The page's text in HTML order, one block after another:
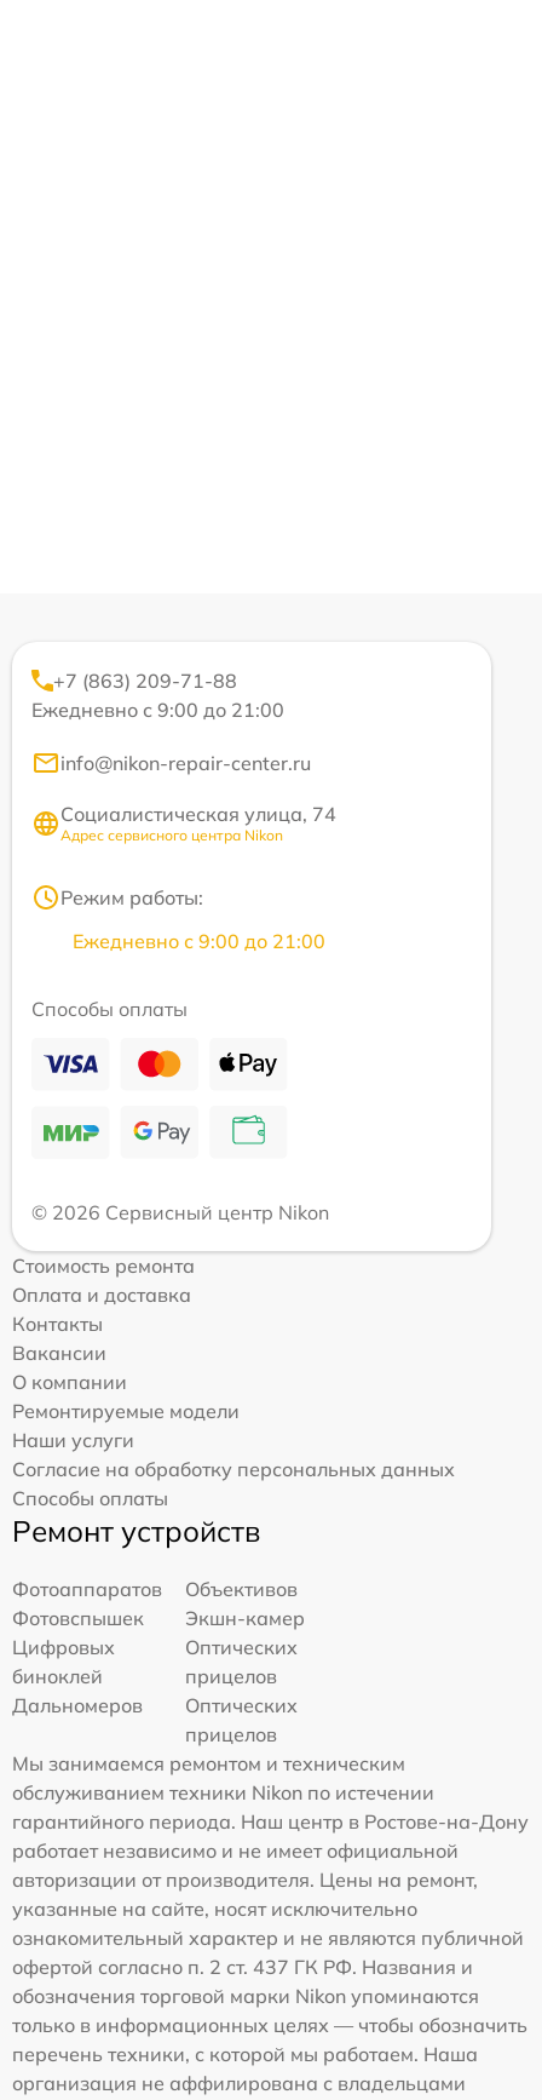
+7 (863) 209-71-88
Ежедневно с 9:00 до 21:00
info@nikon-repair-center.ru
Социалистическая улица, 74
Адрес сервисного центра Nikon
Режим работы:
Ежедневно с 9:00 до 21:00
Способы оплаты
© 2026 Сервисный центр Nikon
Стоимость ремонта
Оплата и доставка
Контакты
Вакансии
О компании
Ремонтируемые модели
Наши услуги
Согласие на обработку персональных данных
Способы оплаты
Ремонт устройств
Фотоаппаратов
Объективов
Фотовспышек
Экшн-камер
Цифровых
биноклей
Оптических
прицелов
Дальномеров
Оптических
прицелов
Мы занимаемся ремонтом и техническим
обслуживанием техники Nikon по истечении
гарантийного периода. Наш центр в Ростове-на-Дону
работает независимо и не имеет официальной
авторизации от производителя. Цены на ремонт,
указанные на сайте, носят исключительно
ознакомительный характер и не являются публичной
офертой согласно п. 2 ст. 437 ГК РФ. Названия и
обозначения торговой марки Nikon упоминаются
только в информационных целях — чтобы обозначить
перечень техники, с которой мы работаем. Наша
организация не аффилирована с владельцами